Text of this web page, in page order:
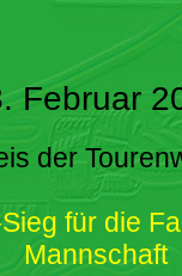
Februar
der
für die
Mannschaft